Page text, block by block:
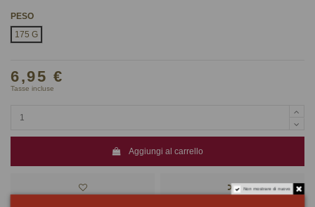
PESO
175 G
6,95 €
Tasse incluse
Aggiungi al carrello
Non mostrare di nuovo